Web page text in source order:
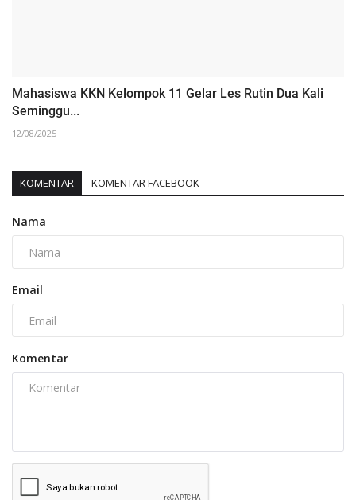
Mahasiswa KKN Kelompok 11 Gelar Les Rutin Dua Kali
Seminggu...
12/08/2025
KOMENTAR KOMENTAR FACEBOOK
Nama
Email
Komentar